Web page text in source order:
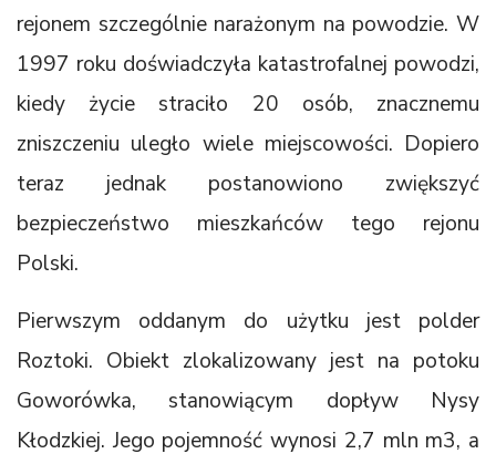
rejonem szczególnie narażonym na powodzie. W
1997 roku doświadczyła katastrofalnej powodzi,
kiedy życie straciło 20 osób, znacznemu
zniszczeniu uległo wiele miejscowości. Dopiero
teraz jednak postanowiono zwiększyć
bezpieczeństwo mieszkańców tego rejonu
Polski.
Pierwszym oddanym do użytku jest polder
Roztoki. Obiekt zlokalizowany jest na potoku
Goworówka, stanowiącym dopływ Nysy
Kłodzkiej. Jego pojemność wynosi 2,7 mln m3, a